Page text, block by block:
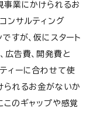
事業にかけられるお
ンサルティング
すが、仮にスタート
広告費、開発費と
ィーに合わせて使
られるお金がないか
このギャップや感覚